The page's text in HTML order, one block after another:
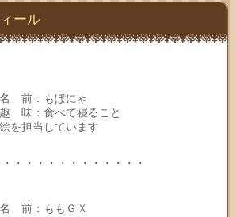
ール
名 前：もぽにゃ
趣 味：食べて寝ること
絵を担当しています
・・・・・・・・・・・・
名 前：ももＧＸ